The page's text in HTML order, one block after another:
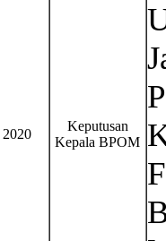
2020
Keputusan
Kepala BPOM